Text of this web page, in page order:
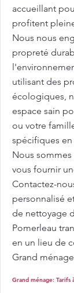
accueillant
profitent
Nous nous
propreté
utilisant des
écologiques,
espace sain
ou votre
spécifiques
Nous
vous fournir
Contactez-
personnalisé
de nettoyage
Pomerleau
en un lieu de
Grand
Grand ménage: Tarifs